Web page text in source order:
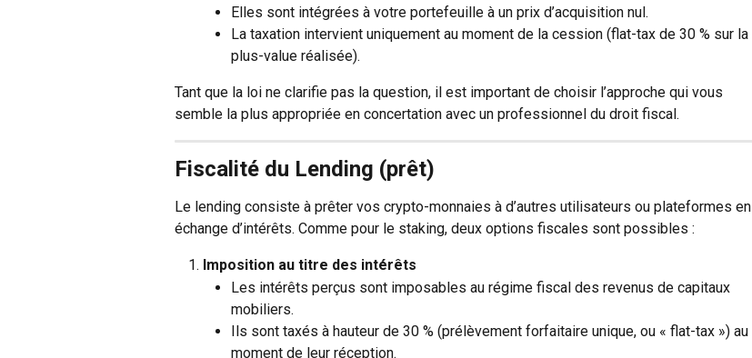
Elles sont intégrées à votre portefeuille à un prix d’acquisition nul.
La taxation intervient uniquement au moment de la cession (flat-tax de 30 % sur la
plus-value réalisée).
Tant que la loi ne clarifie pas la question, il est important de choisir l’approche qui vous
semble la plus appropriée en concertation avec un professionnel du droit fiscal.
Fiscalité du Lending (prêt)
Le lending consiste à prêter vos crypto-monnaies à d’autres utilisateurs ou plateformes en
échange d’intérêts. Comme pour le staking, deux options fiscales sont possibles :
Imposition au titre des intérêts
Les intérêts perçus sont imposables au régime fiscal des revenus de capitaux
mobiliers.
Ils sont taxés à hauteur de 30 % (prélèvement forfaitaire unique, ou « flat-tax ») au
moment de leur réception.